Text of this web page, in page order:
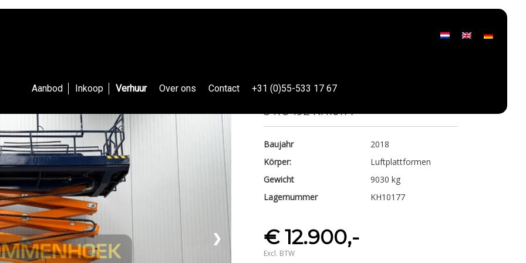
Aanbod Inkoop Verhuur Over ons Contact +31 (0)55-533 17 67
❯
PB Lifttechnik
S 175-19E KH10177
Baujahr
2018
Körper:
Luftplattformen
Gewicht
9030 kg
Lagernummer
KH10177
€ 12.900,-
Excl. BTW